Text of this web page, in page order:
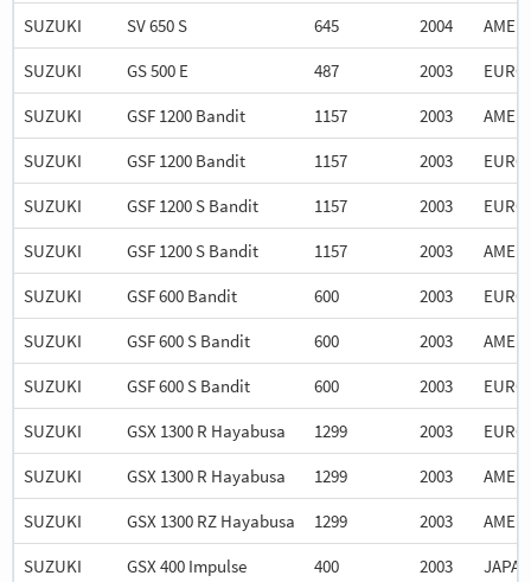
SUZUKI
SV 650 S 645 2004
SUZUKI
GS 500 E 487 2003
SUZUKI
GSF 1200 Bandit 1157 2003
SUZUKI
GSF 1200 Bandit 1157 2003
SUZUKI
GSF 1200 S Bandit 1157 2003
SUZUKI
GSF 1200 S Bandit 1157 2003
SUZUKI
GSF 600 Bandit 600 2003
SUZUKI
GSF 600 S Bandit 600 2003
SUZUKI
GSF 600 S Bandit 600 2003
SUZUKI
GSX 1300 R Hayabusa 1299 2003
SUZUKI
GSX 1300 R Hayabusa 1299 2003
SUZUKI
GSX 1300 RZ Hayabusa 1299 2003
SUZUKI
GSX 400 Impulse 400 2003
JAPAN